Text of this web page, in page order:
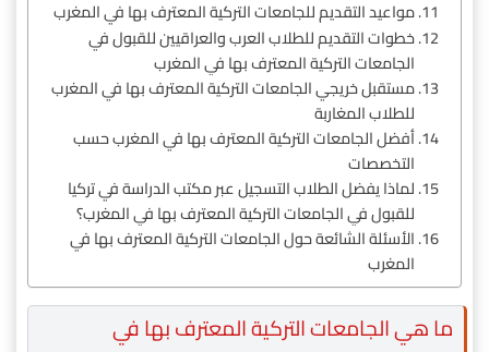
مواعيد التقديم للجامعات التركية المعترف بها في المغرب
خطوات التقديم للطلاب العرب والعراقيين للقبول في
الجامعات التركية المعترف بها في المغرب
مستقبل خريجي الجامعات التركية المعترف بها في المغرب
للطلاب المغاربة
أفضل الجامعات التركية المعترف بها في المغرب حسب
التخصصات
لماذا يفضل الطلاب التسجيل عبر مكتب الدراسة في تركيا
للقبول في الجامعات التركية المعترف بها في المغرب؟
الأسئلة الشائعة حول الجامعات التركية المعترف بها في
المغرب
ما هي الجامعات التركية المعترف بها في